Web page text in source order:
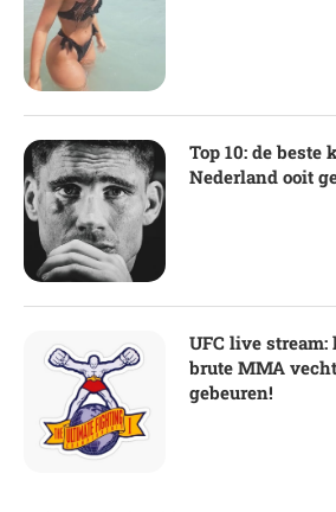
Top 10: de
Nederland ooit
UFC live
brute MMA
gebeuren!